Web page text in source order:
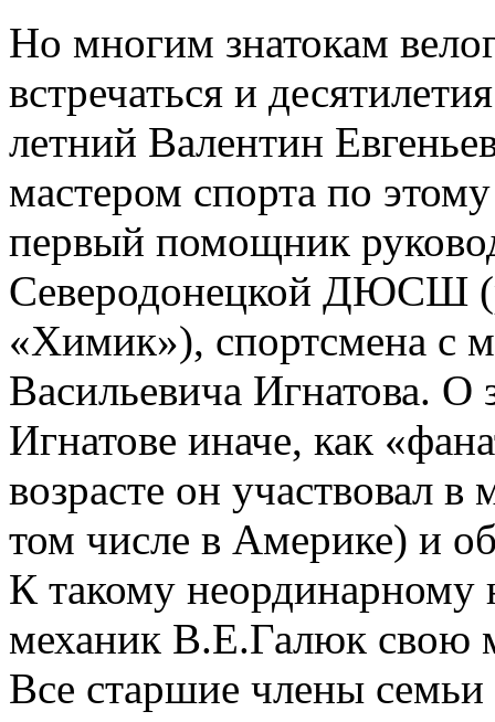
Но многим знатокам
встречаться и
летний Валентин
мастером спорта по
первый помощник
Северодонецкой ДЮСШ
«Химик»), спортсмена с
Васильевича Игнатова.
Игнатове иначе, как
возрасте он участвовал
том числе в Америке) и
К такому неординарному
механик В.Е.Галюк свою
Все старшие члены